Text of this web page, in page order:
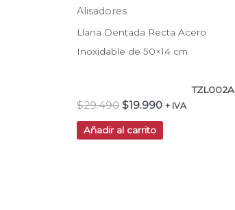
Alisadores
Llana Dentada Recta Acero
Inoxidable de 50×14 cm
TZL002A
$29.490 $19.990 + IVA
Añadir al carrito